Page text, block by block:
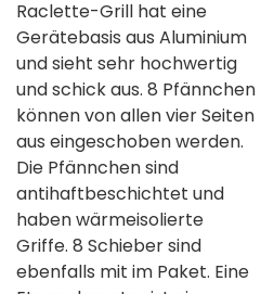
Raclette-Grill hat eine
Gerätebasis aus Aluminium
und sieht sehr hochwertig
und schick aus. 8 Pfännchen
können von allen vier Seiten
aus eingeschoben werden.
Die Pfännchen sind
antihaftbeschichtet und
haben wärmeisolierte
Griffe. 8 Schieber sind
ebenfalls mit im Paket. Eine